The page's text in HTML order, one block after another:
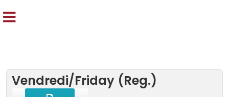
Vendredi/Friday (Reg.)